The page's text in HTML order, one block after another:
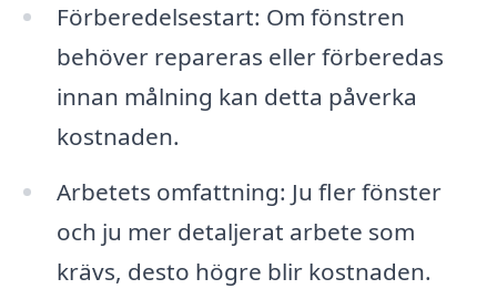
Förberedelsestart: Om fönstren
behöver repareras eller förberedas
innan målning kan detta påverka
kostnaden.
Arbetets omfattning: Ju fler fönster
och ju mer detaljerat arbete som
krävs, desto högre blir kostnaden.